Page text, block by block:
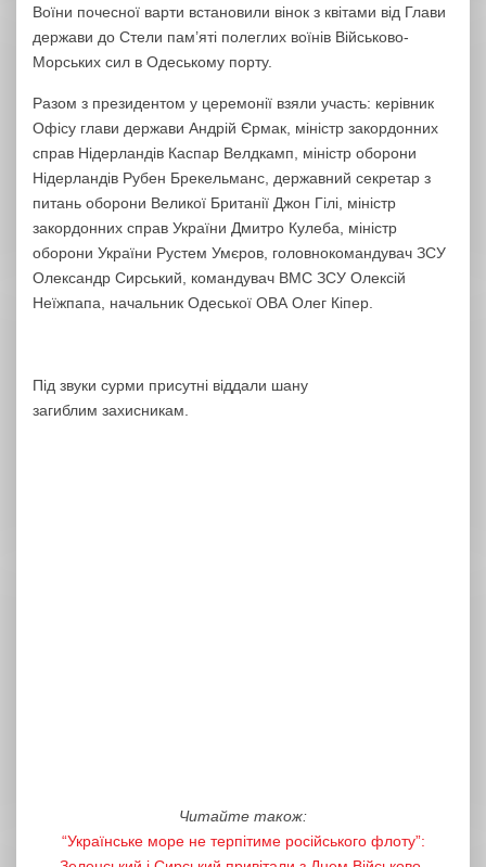
Воїни почесної варти встановили вінок з квітами від Глави
держави до Стели пам’яті полеглих воїнів Військово-
Морських сил в Одеському порту.
Разом з президентом у церемонії взяли участь: керівник
Офісу глави держави Андрій Єрмак, міністр закордонних
справ Нідерландів Каспар Велдкамп, міністр оборони
Нідерландів Рубен Брекельманс, державний секретар з
питань оборони Великої Британії Джон Гілі, міністр
закордонних справ України Дмитро Кулеба, міністр
оборони України Рустем Умєров, головнокомандувач ЗСУ
Олександр Сирський, командувач ВМС ЗСУ Олексій
Неїжпапа, начальник Одеської ОВА Олег Кіпер.
Під звуки сурми присутні віддали шану
загиблим захисникам.
Читайте також:
“Українське море не терпітиме російського флоту”: